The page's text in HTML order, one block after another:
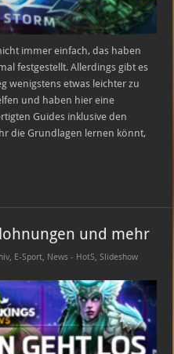
immer einfach, das haben
festgestellt. Allerdings gibt es
wenigstens etwas leichter zu
und haben hier eine
Guides inklusive den
die Grundlagen lernen könnt,
und mehr
, E-Sport, News - HotS,Slideshow